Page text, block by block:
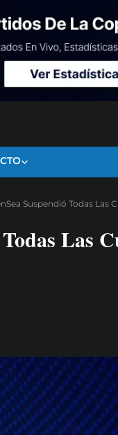
Suspendió Todas Las
Las